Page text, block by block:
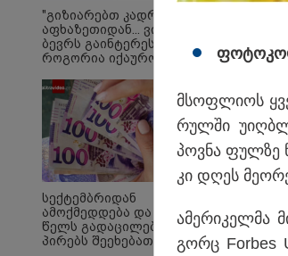
"გიზიარებთ კადრებს
აფხაზეთიდან... ვიცი,
ბევრს გაინტერესებთ,
როგორია იქაურობა
ვრცელდება
სოციალურ ქსელში?
სექტემბრიდან
ამოქმედდება და 60
წელს გადაცილებულ
პირებს შეეხებათ! -
მსოფ­ლი­ოს
რულ­ში
პოვ­ნა ფულ­ზე
კი დღეს
ამე­რი­კელ­მა
გორც Forbes